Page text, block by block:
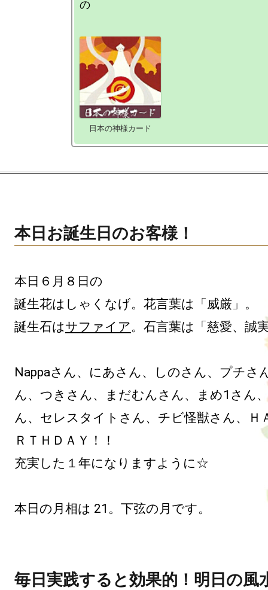
日本の神様カード
本日お誕生日のお客様！
本日６月８日の
誕生花はしゃくなげ。花言葉は「威厳」。
誕生石はサファイア。石言葉は「慈愛、誠
Nappaさん、にあさん、しのさん、プチさ
ん、つきさん、まだむんさん、まめ1さん
ん、セレスタイトさん、チビ怪獣さん、Ｈ
ＲＴＨＤＡＹ！！
充実した１年になりますように☆
本日の月相は 21。下弦の月です。
毎日実践すると効果的！明日の風